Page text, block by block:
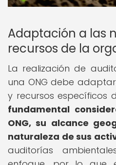
Adaptación a las
recursos de la
La realización de
una ONG debe
y recursos específicos
fundamental
ONG, su alcance
naturaleza de sus
auditorías